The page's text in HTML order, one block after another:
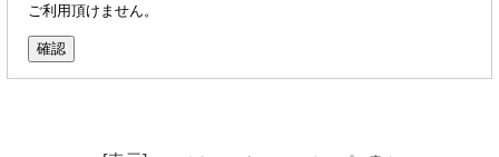
ご利用頂けません。